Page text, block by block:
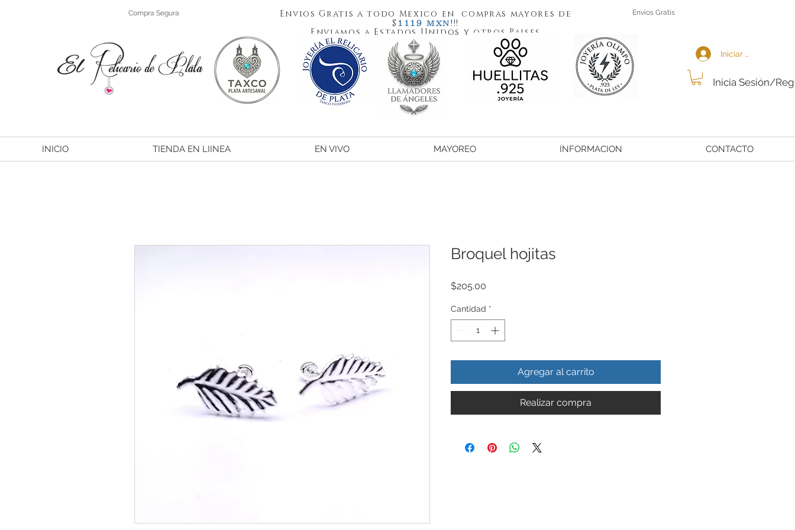
Compra Segura
Envios Gratis a todo Mexico en compras mayores de
$ 1119 MXN!!!
Enviamos a Estados Unidos y otros Paises
Envios Gratis
Inicia Sesión/
Iniciar sesión
INICIO TIENDA EN LIINEA EN VIVO MAYOREO INFORMACION CONTACTO
Broquel hojitas
$205.00
Cantidad *
Agregar al carrito
Realizar compra